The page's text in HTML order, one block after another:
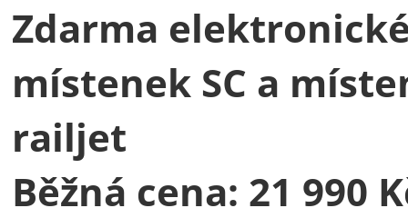
Zdarma
místenek SC a
railjet
Běžná cena: 21 990